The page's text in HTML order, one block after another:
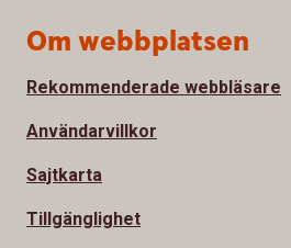
Om webbplatsen
Rekommenderade webbläsare
Användarvillkor
Sajtkarta
Tillgänglighet